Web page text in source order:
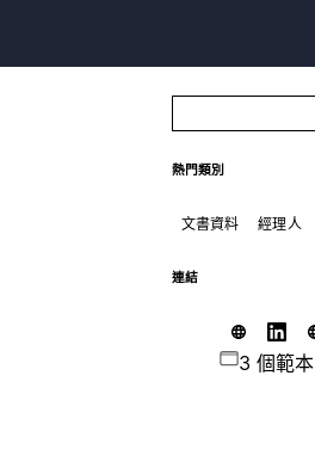
熱門類別
文書資料 經理人
連結
3 個範本